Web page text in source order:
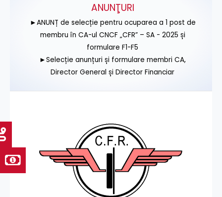
ANUNŢURI
►ANUNȚ de selecție pentru ocuparea a 1 post de
membru în CA-ul CNCF „CFR” – SA - 2025 și
formulare F1-F5
►Selecție anunțuri și formulare membri CA,
Director General și Director Financiar